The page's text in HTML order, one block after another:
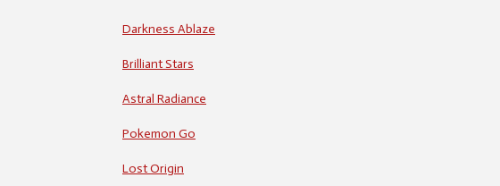
Darkness Ablaze
Brilliant Stars
Astral Radiance
Pokemon Go
Lost Origin